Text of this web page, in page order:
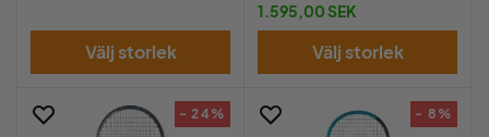
Välj storlek
1.595,00 SEK
Välj storlek
- 24% - 8%